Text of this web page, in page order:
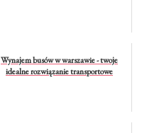
Wynajem busów w warszawie - twoje
idealne rozwiązanie transportowe